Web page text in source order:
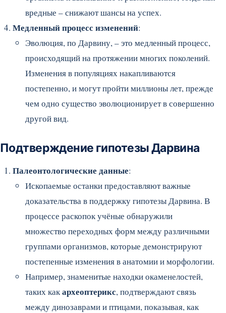
вредные – снижают шансы на успех.
Медленный процесс изменений:
Эволюция, по Дарвину, – это медленный процесс,
происходящий на протяжении многих поколений.
Изменения в популяциях накапливаются
постепенно, и могут пройти миллионы лет, прежде
чем одно существо эволюционирует в совершенно
другой вид.
Подтверждение гипотезы Дарвина
Палеонтологические данные:
Ископаемые останки предоставляют важные
доказательства в поддержку гипотезы Дарвина. В
процессе раскопок учёные обнаружили
множество переходных форм между различными
группами организмов, которые демонстрируют
постепенные изменения в анатомии и морфологии.
Например, знаменитые находки окаменелостей,
таких какархеоптерикс, подтверждают связь
между динозаврами и птицами, показывая, как